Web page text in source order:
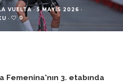
VUELTA · 5 MAYIS 2026 ·
· 0
Femenina'nın 3. etabında